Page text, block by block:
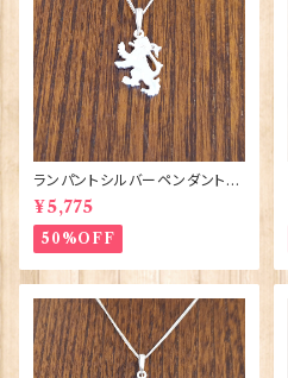
ランパントシルバーペンダント
（UP159）ORTAK 70152
¥5,775
50%OFF